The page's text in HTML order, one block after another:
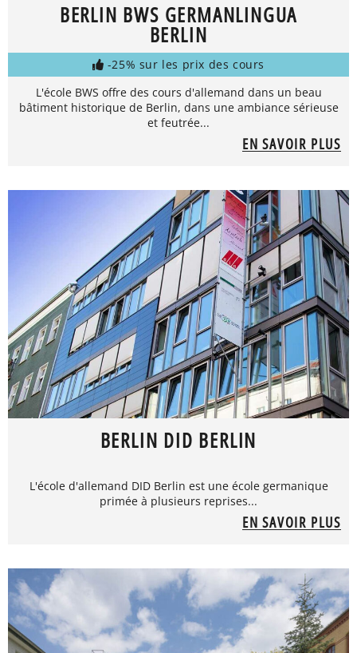
BERLIN BWS GERMANLINGUA
BERLIN
-25% sur les prix des cours
L'école BWS offre des cours d'allemand dans un beau
bâtiment historique de Berlin, dans une ambiance sérieuse
et feutrée...
EN SAVOIR PLUS
BERLIN DID BERLIN
L'école d'allemand DID Berlin est une école germanique
primée à plusieurs reprises...
EN SAVOIR PLUS